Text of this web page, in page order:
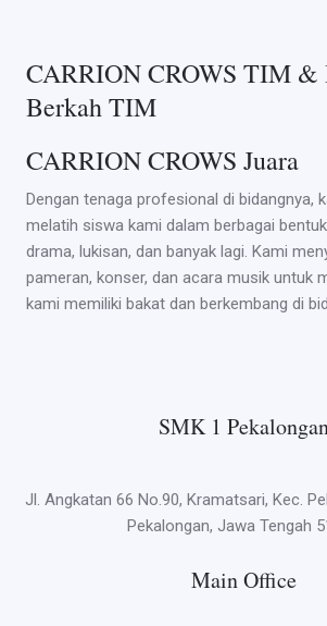
CARRION CROWS TIM &
Berkah TIM
CARRION CROWS Juara
Dengan tenaga profesional di bidangnya,
melatih siswa kami dalam berbagai
drama, lukisan, dan banyak lagi. Kami
pameran, konser, dan acara musik untuk
kami memiliki bakat dan berkembang di
SMK 1
Jl. Angkatan 66 No.90, Kramatsari, Kec.
Pekalongan, Jawa Tengah
Main Office